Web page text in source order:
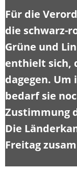
Für die
die schwarz-
Grüne und
enthielt sich,
dagegen.
bedarf sie
Zustimmung
Die
Freitag